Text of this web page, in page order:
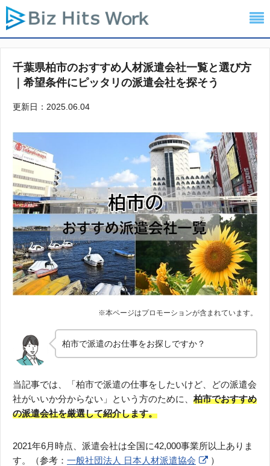
千葉県柏市のおすすめ人材派遣会社一覧と選び方
｜希望条件にピッタリの派遣会社を探そう
更新日：2025.06.04
柏市で派遣のお仕事をお探しですか？
当記事では、「柏市で派遣の仕事をしたいけど、どの派遣会
社がいいか分からない」という方のために、 柏市でおすすめ
の派遣会社を厳選して紹介します。
2021年6月時点、派遣会社は全国に42,000事業所以上ありま
す。（参考： 一般社団法人 日本人材派遣協会 ）